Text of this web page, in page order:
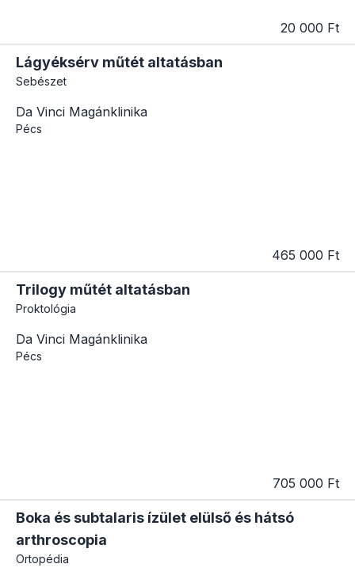
20 000 Ft
Lágyéksérv műtét altatásban
Sebészet
Da Vinci Magánklinika
Pécs
465 000 Ft
Trilogy műtét altatásban
Proktológia
Da Vinci Magánklinika
Pécs
705 000 Ft
Boka és subtalaris ízület elülső és hátsó
arthroscopia
Ortopédia